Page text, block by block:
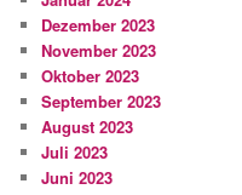
Dezember 2023
November 2023
Oktober 2023
September 2023
August 2023
Juli 2023
Juni 2023